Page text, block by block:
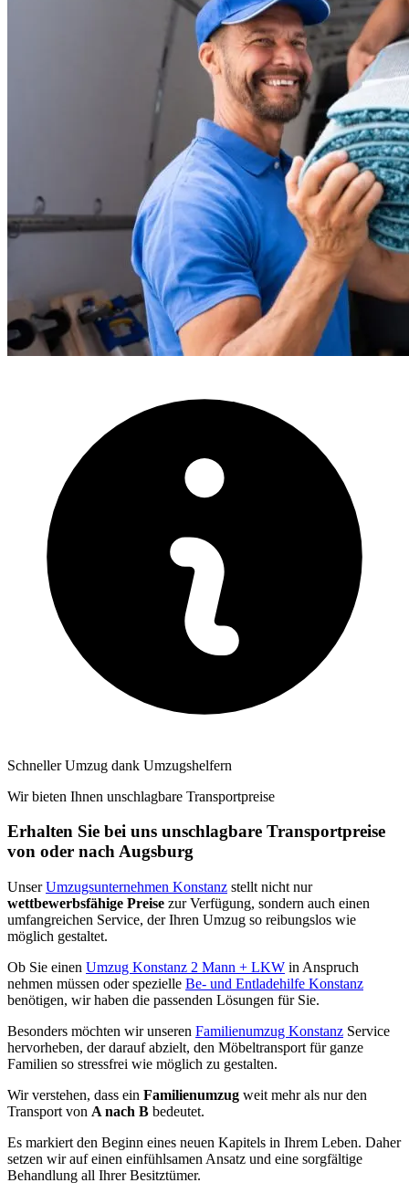
Schneller Umzug dank Umzugshelfern
Wir bieten Ihnen unschlagbare Transportpreise
Erhalten Sie bei uns unschlagbare Transportpreise
von oder nach Augsburg
UnserUmzugsunternehmen Konstanz stellt nicht nur
wettbewerbsfähige Preise zur Verfügung, sondern auch einen
umfangreichen Service, der Ihren Umzug so reibungslos wie
möglich gestaltet.
Ob Sie einen Umzug Konstanz 2 Mann + LKW in Anspruch
nehmen müssen oder spezielle Be- und Entladehilfe Konstanz
benötigen, wir haben die passenden Lösungen für Sie.
Besonders möchten wir unseren Familienumzug Konstanz Service
hervorheben, der darauf abzielt, den Möbeltransport für ganze
Familien so stressfrei wie möglich zu gestalten.
Wir verstehen, dass ein Familienumzug weit mehr als nur den
Transport von A nach B bedeutet.
Es markiert den Beginn eines neuen Kapitels in Ihrem Leben. Daher
setzen wir auf einen einfühlsamen Ansatz und eine sorgfältige
Behandlung all Ihrer Besitztümer.